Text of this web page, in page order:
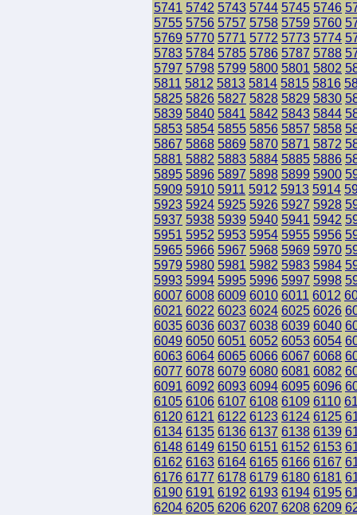
5741 5742 5743 5744 5745 5746
5755 5756 5757 5758 5759 5760
5769 5770 5771 5772 5773 5774
5783 5784 5785 5786 5787 5788
5797 5798 5799 5800 5801 5802
5811 5812 5813 5814 5815 5816
5825 5826 5827 5828 5829 5830
5839 5840 5841 5842 5843 5844
5853 5854 5855 5856 5857 5858
5867 5868 5869 5870 5871 5872
5881 5882 5883 5884 5885 5886
5895 5896 5897 5898 5899 5900
5909 5910 5911 5912 5913 5914
5923 5924 5925 5926 5927 5928
5937 5938 5939 5940 5941 5942
5951 5952 5953 5954 5955 5956
5965 5966 5967 5968 5969 5970
5979 5980 5981 5982 5983 5984
5993 5994 5995 5996 5997 5998
6007 6008 6009 6010 6011 6012
6021 6022 6023 6024 6025 6026
6035 6036 6037 6038 6039 6040
6049 6050 6051 6052 6053 6054
6063 6064 6065 6066 6067 6068
6077 6078 6079 6080 6081 6082
6091 6092 6093 6094 6095 6096
6105 6106 6107 6108 6109 6110
6120 6121 6122 6123 6124 6125
6134 6135 6136 6137 6138 6139
6148 6149 6150 6151 6152 6153
6162 6163 6164 6165 6166 6167
6176 6177 6178 6179 6180 6181
6190 6191 6192 6193 6194 6195
6204 6205 6206 6207 6208 6209